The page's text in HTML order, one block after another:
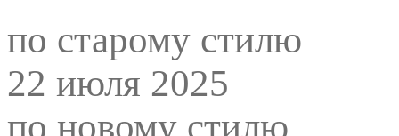
по старому стилю
22 июля 2025
по новому стилю